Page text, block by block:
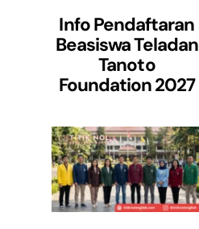
Info Pendaftaran
Beasiswa Teladan
Tanoto
Foundation 2027